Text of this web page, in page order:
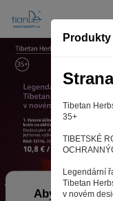
Tibetan
35+
TIBETSKÉ
Legendární
Tibetan
v novém
Aby web